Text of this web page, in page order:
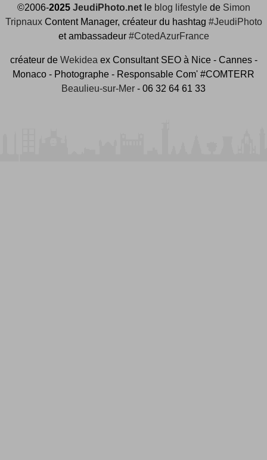
©2006-2025 JeudiPhoto.netle blog lifestylede Simon
TripnauxContent Manager, créateur du hashtag #JeudiPhoto
et ambassadeur #CotedAzurFrance
créateur de Wekidea ex Consultant SEO à Nice - Cannes -
Monaco - Photographe - Responsable Com' #COMTERR
Beaulieu-sur-Mer - 06 32 64 61 33